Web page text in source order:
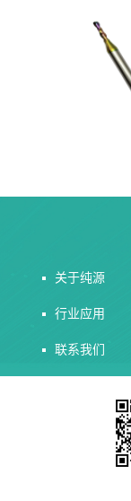
关于纯源
行业应用
联系我们